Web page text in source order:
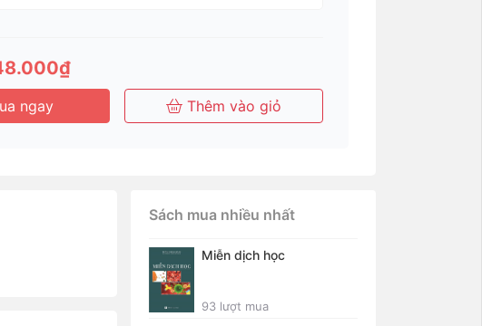
1 Năm
3 Năm
ngay Thêm vào giỏ
Sách mua nhiều nhất
Miễn dịch học
93 lượt mua